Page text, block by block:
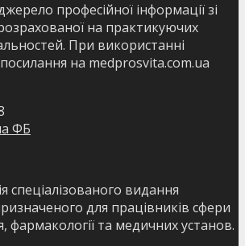
професійної інформації зі
на практикуючих
При використанні
посилання на medprosvita.com.ua
ФБ
спеціалізованого видання
для працівників сфери
фармакології та медичних установ.